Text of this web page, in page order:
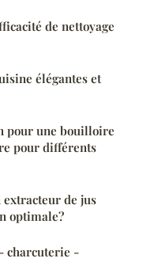
de nettoyage
élégantes et
pour une bouilloire
pour différents
extracteur de jus
optimale?
charcuterie -